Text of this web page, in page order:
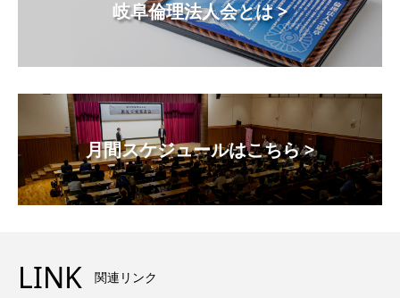
岐阜倫理法人会とは >
月間スケジュールはこちら >
LINK 関連リンク